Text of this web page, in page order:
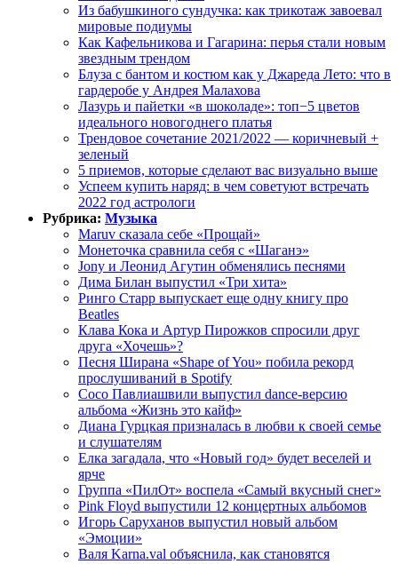
Из бабушкиного сундучка: как трикотаж завоевал
мировые подиумы
Как Кафельникова и Гагарина: перья стали новым
звездным трендом
Блуза с бантом и костюм как у Джареда Лето: что в
гардеробе у Андрея Малахова
Лазурь и пайетки «в шоколаде»: топ−5 цветов
идеального новогоднего платья
Трендовое сочетание 2021/2022 — коричневый +
зеленый
5 приемов, которые сделают вас визуально выше
Успеем купить наряд: в чем советуют встречать
2022 год астрологи
Рубрика: Музыка
Maruv сказала себе «Прощай»
Монеточка сравнила себя с «Шаганэ»
Jony и Леонид Агутин обменялись песнями
Дима Билан выпустил «Три хита»
Ринго Старр выпускает еще одну книгу про
Beatles
Клава Кока и Артур Пирожков спросили друг
друга «Хочешь»?
Песня Ширана «Shape of You» побила рекорд
прослушиваний в Spotify
Сосо Павлиашвили выпустил dance-версию
альбома «Жизнь это кайф»
Диана Гурцкая призналась в любви к своей семье
и слушателям
Елка загадала, что «Новый год» будет веселей и
ярче
Группа «ПилОт» воспела «Самый вкусный снег»
Pink Floyd выпустили 12 концертных альбомов
Игорь Саруханов выпустил новый альбом
«Эмоции»
Валя Karna.val объяснила, как становятся